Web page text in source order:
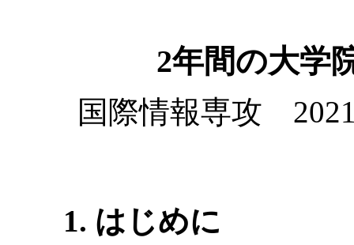
2年間の大学
国際情報専攻
1. はじめに